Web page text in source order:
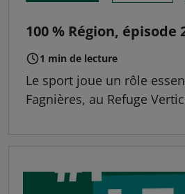
100 % Région,
1 min de lecture
Le sport joue un rôle
Fagnières, au Refuge